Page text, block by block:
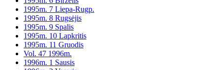
1995m. 7 Liepa-Rugp.
1995m. 8 Rugsėjis
1995m. 9 Spalis
1995m. 10 Lapkritis
1995m. 11 Gruodis
Vol. 47 1996m.
1996m. 1 Sausis